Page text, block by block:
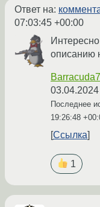
Ответ на:
07:03:45 +00:00
описанию
Последнее
19:26:48
Ссылка
1